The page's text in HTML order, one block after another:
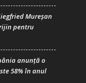
Mureșan
pentru
anunță o
58% în anul